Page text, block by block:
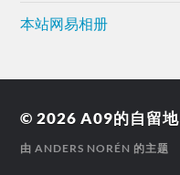
本站网易相册
© 2026A09的自留地
由ANDERS NORÉN 的主题